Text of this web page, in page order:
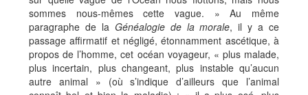
sommes nous-mêmes cette vague. » Au même
paragraphe de la Généalogie de la morale, il y a ce
passage affirmatif et négligé, étonnamment ascétique, à
propos de l’homme, cet océan voyageur, « plus malade,
plus incertain, plus changeant, plus instable qu’aucun
autre animal » (où s’indique d’ailleurs que l’animal